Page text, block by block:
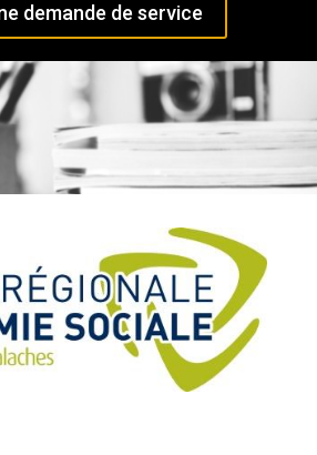
demande de service